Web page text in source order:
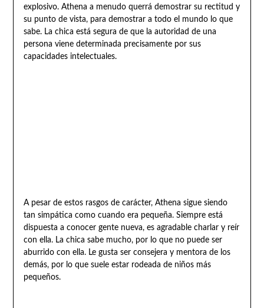
explosivo. Athena a menudo querrá demostrar su rectitud y
su punto de vista, para demostrar a todo el mundo lo que
sabe. La chica está segura de que la autoridad de una
persona viene determinada precisamente por sus
capacidades intelectuales.
A pesar de estos rasgos de carácter, Athena sigue siendo
tan simpática como cuando era pequeña. Siempre está
dispuesta a conocer gente nueva, es agradable charlar y reír
con ella. La chica sabe mucho, por lo que no puede ser
aburrido con ella. Le gusta ser consejera y mentora de los
demás, por lo que suele estar rodeada de niños más
pequeños.